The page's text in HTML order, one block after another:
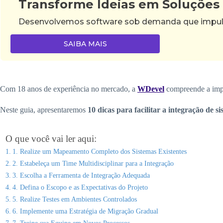
Transforme Ideias em Soluções
Desenvolvemos software sob demanda que
SAIBA MAIS
Com 18 anos de experiência no mercado, a WDevel compreende a
Neste guia, apresentaremos 10 dicas para facilitar a integração de
O que você vai ler aqui:
1. Realize um Mapeamento Completo dos Sistemas Existentes
2. Estabeleça um Time Multidisciplinar para a Integração
3. Escolha a Ferramenta de Integração Adequada
4. Defina o Escopo e as Expectativas do Projeto
5. Realize Testes em Ambientes Controlados
6. Implemente uma Estratégia de Migração Gradual